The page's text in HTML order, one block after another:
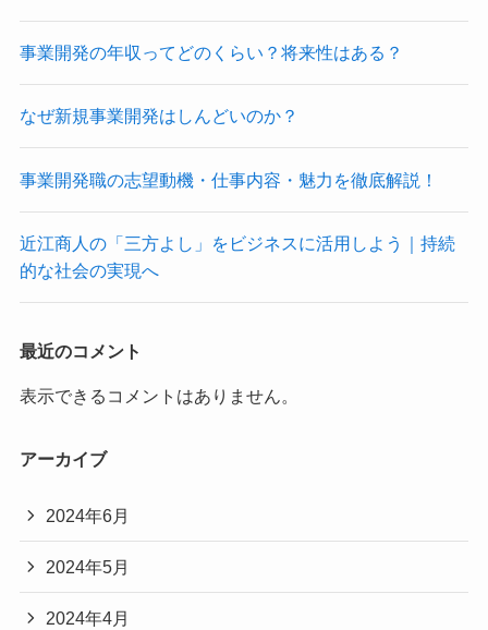
事業開発の年収ってどのくらい？将来性はある？
なぜ新規事業開発はしんどいのか？
事業開発職の志望動機・仕事内容・魅力を徹底解説！
近江商人の「三方よし」をビジネスに活用しよう｜持続
的な社会の実現へ
最近のコメント
表示できるコメントはありません。
アーカイブ
2024年6月
2024年5月
2024年4月